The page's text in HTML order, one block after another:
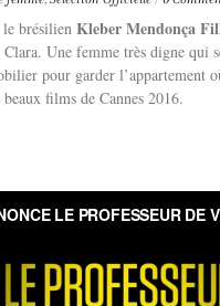
le brésilienKleber Mendonça
Une femme très digne qui
pour garder l’appartement
films de Cannes 2016.